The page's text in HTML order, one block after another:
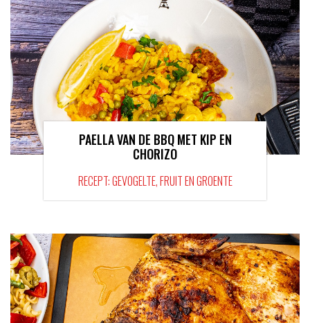
PAELLA VAN DE BBQ MET KIP EN
CHORIZO
RECEPT: GEVOGELTE, FRUIT EN GROENTE